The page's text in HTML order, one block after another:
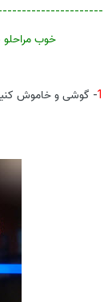
خوب مراحلو
- گوشی و خاموش کنید و